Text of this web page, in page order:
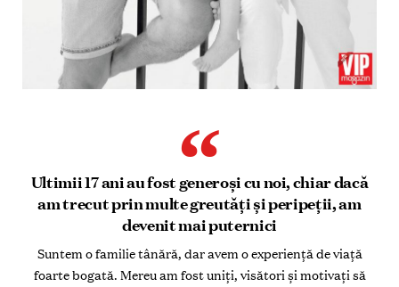
Ultimii 17 ani au fost generoși cu noi, chiar dacă
am trecut prin multe greutăți și peripeții, am
devenit mai puternici
Suntem o familie tânără, dar avem o experiență de viață
foarte bogată. Mereu am fost uniți, visători și motivați să